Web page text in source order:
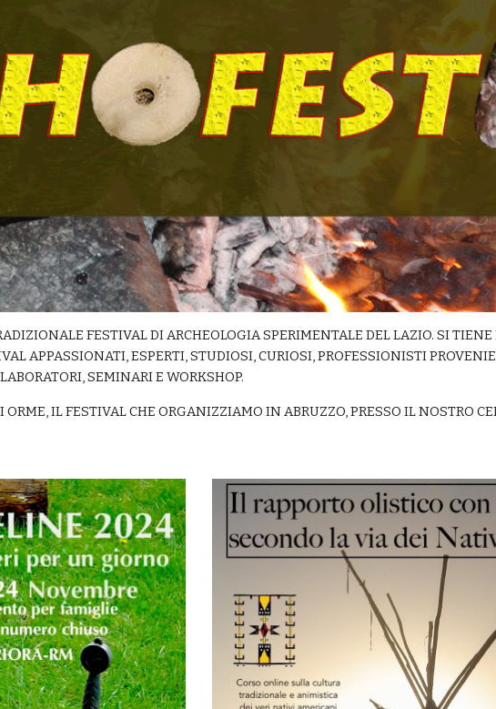
FESTIVAL DI ARCHEOLOGIA SPERIMENTALE DEL LAZIO. SI
APPASSIONATI, ESPERTI, STUDIOSI, CURIOSI, PROFESSIONISTI
SEMINARI E WORKSHOP.
IL FESTIVAL CHE ORGANIZZIAMO IN ABRUZZO, PRESSO IL NOSTRO